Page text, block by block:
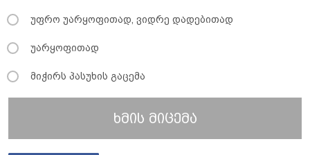
უფრო უარყოფითად, ვიდრე დადებითად
უარყოფითად
მიჭირს პასუხის გაცემა
ხმის მიცემა